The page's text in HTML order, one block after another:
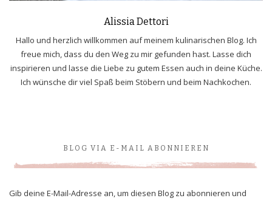
Alissia Dettori
Hallo und herzlich willkommen auf meinem kulinarischen Blog. Ich
freue mich, dass du den Weg zu mir gefunden hast. Lasse dich
inspirieren und lasse die Liebe zu gutem Essen auch in deine Küche.
Ich wünsche dir viel Spaß beim Stöbern und beim Nachkochen.
BLOG VIA E-MAIL ABONNIEREN
Gib deine E-Mail-Adresse an, um diesen Blog zu abonnieren und